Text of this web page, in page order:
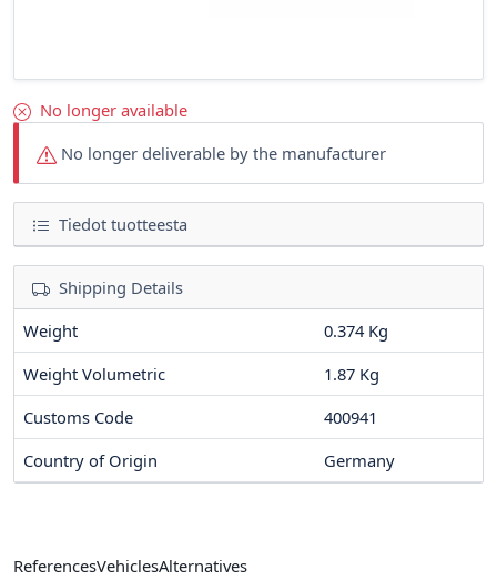
No longer deliverable by the manufacturer
Tiedot tuotteesta
Shipping Details
Weight
0.374 Kg
Weight Volumetric
1.87 Kg
Customs Code
400941
Country of Origin
Germany
No longer available
ReferencesVehiclesAlternatives